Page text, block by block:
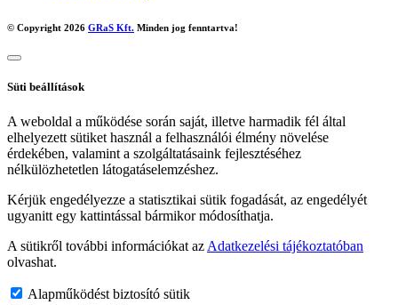
© Copyright 2026 GRaS Kft. Minden jog fenntartva!
Süti beállítások
A weboldal a működése során saját, illetve harmadik fél által
elhelyezett sütiket használ a felhasználói élmény növelése
érdekében, valamint a szolgáltatásaink fejlesztéséhez
nélkülözhetetlen látogatáselemzéshez.
Kérjük engedélyezze a statisztikai sütik fogadását, az engedélyét
ugyanitt egy kattintással bármikor módosíthatja.
A sütikről további információkat az Adatkezelési tájékoztatóban
olvashat.
Alapműködést biztosító sütik